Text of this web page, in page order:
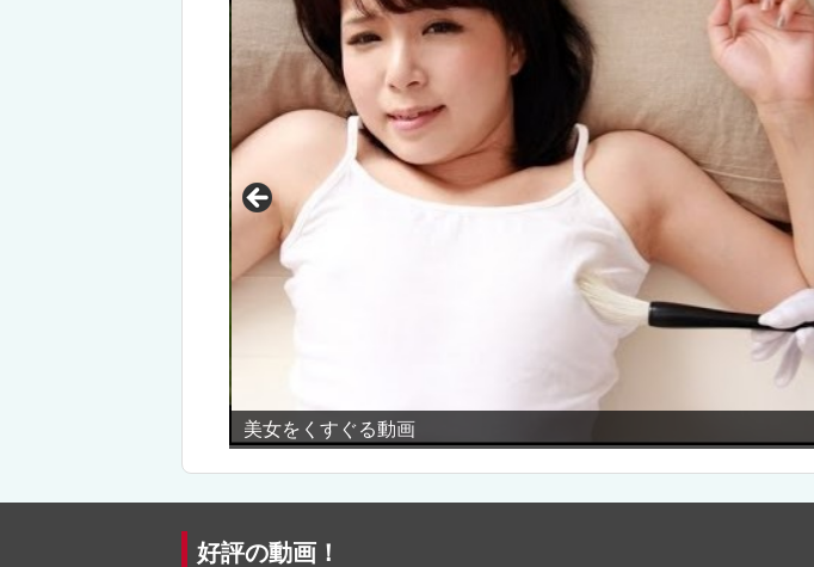
美女をくすぐる動画
好評の動画！